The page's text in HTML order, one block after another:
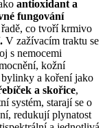
antioxidant a
fungování
co tvoří krmivo
V zažívacím traktu se
s nemocemi
kožní
a koření jako
a skořice,
systém, starají se o
redukují plynatost